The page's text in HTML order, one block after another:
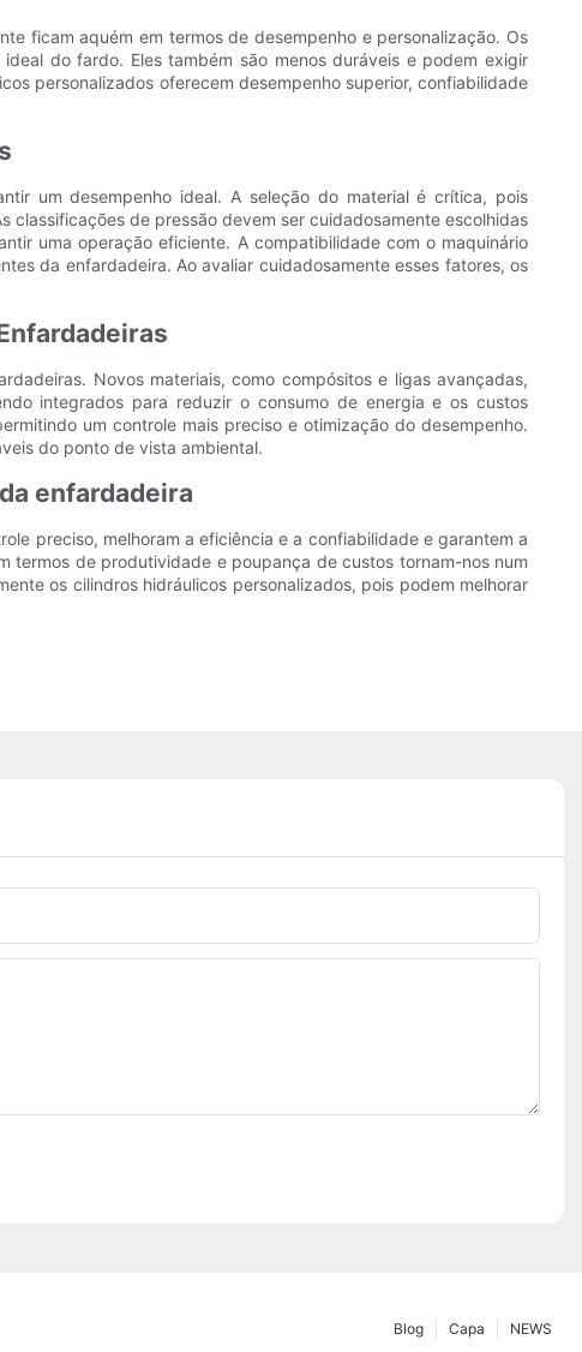
ficam aquém em termos de desempenho e personalização. Os
do fardo. Eles também são menos duráveis ​​e podem exigir
personalizados oferecem desempenho superior, confiabilidade
um desempenho ideal. A seleção do material é crítica, pois
de pressão devem ser cuidadosamente escolhidas
uma operação eficiente. A compatibilidade com o maquinário
da enfardadeira. Ao avaliar cuidadosamente esses fatores, os
Novos materiais, como compósitos e ligas avançadas,
integrados para reduzir o consumo de energia e os custos
um controle mais preciso e otimização do desempenho.
​​do ponto de vista ambiental.
enfardadeira
preciso, melhoram a eficiência e a confiabilidade e garantem a
termos de produtividade e poupança de custos tornam-nos num
os cilindros hidráulicos personalizados, pois podem melhorar
NEWS
Capa
Blog